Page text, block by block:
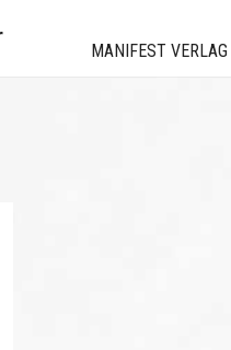
MANIFEST VERLAG